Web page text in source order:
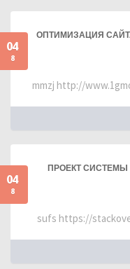
04
8
ОПТИМИЗАЦИЯ
mmzj http://
04
8
ПРОЕКТ
sufs https://